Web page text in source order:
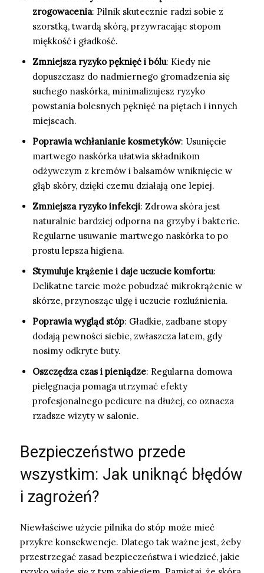
zrogowacenia: Pilnik skutecznie radzi sobie z
szorstką, twardą skórą, przywracając stopom
miękkość i gładkość.
Zmniejsza ryzyko pęknięć i bólu: Kiedy nie
dopuszczasz do nadmiernego gromadzenia się
suchego naskórka, minimalizujesz ryzyko
powstania bolesnych pęknięć na piętach i innych
miejscach.
Poprawia wchłanianie kosmetyków: Usunięcie
martwego naskórka ułatwia składnikom
odżywczym z kremów i balsamów wniknięcie w
głąb skóry, dzięki czemu działają one lepiej.
Zmniejsza ryzyko infekcji: Zdrowa skóra jest
naturalnie bardziej odporna na grzyby i bakterie.
Regularne usuwanie martwego naskórka to po
prostu lepsza higiena.
Stymuluje krążenie i daje uczucie komfortu:
Delikatne tarcie może pobudzać mikrokrążenie w
skórze, przynosząc ulgę i uczucie rozluźnienia.
Poprawia wygląd stóp: Gładkie, zadbane stopy
dodają pewności siebie, zwłaszcza latem, gdy
nosimy odkryte buty.
Oszczędza czas i pieniądze: Regularna domowa
pielęgnacja pomaga utrzymać efekty
profesjonalnego pedicure na dłużej, co oznacza
rzadsze wizyty w salonie.
Bezpieczeństwo przede
wszystkim: Jak uniknąć błędów
i zagrożeń?
Niewłaściwe użycie pilnika do stóp może mieć
przykre konsekwencje. Dlatego tak ważne jest, żeby
przestrzegać zasad bezpieczeństwa i wiedzieć, jakie